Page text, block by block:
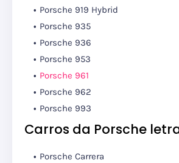
Porsche 919 Hybrid
Porsche 935
Porsche 936
Porsche 953
Porsche 961
Porsche 962
Porsche 993
Carros da Porsche
Porsche Carrera